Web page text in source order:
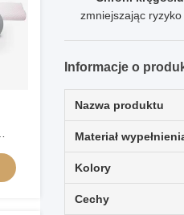
zmniejszając ryzyko
Informacje o
Nazwa produktu
Materiał
Kolory
Cechy